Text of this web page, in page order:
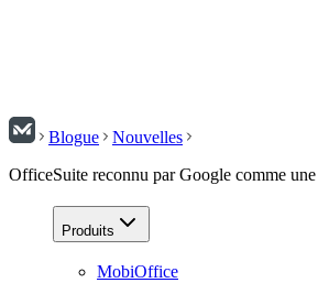
Blogue
Nouvelles
OfficeSuite reconnu par Google comme
Produits
MobiOffice